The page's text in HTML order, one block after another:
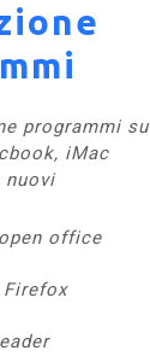
programmi su
iMac
office